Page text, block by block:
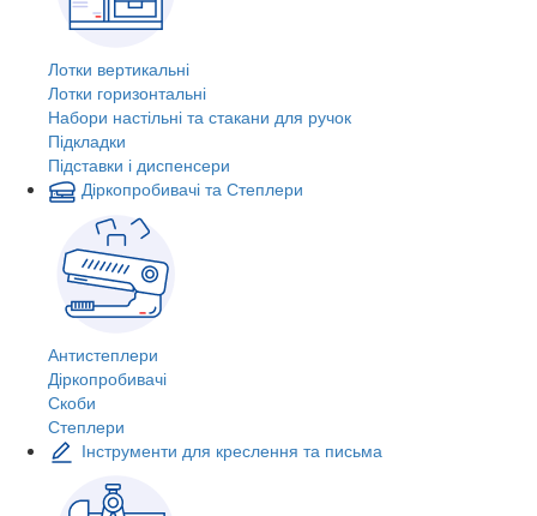
Лотки вертикальні
Лотки горизонтальні
Набори настільні та стакани для ручок
Підкладки
Підставки і диспенсери
Діркопробивачі та Степлери
Антистеплери
Діркопробивачі
Скоби
Степлери
Інструменти для креслення та письма